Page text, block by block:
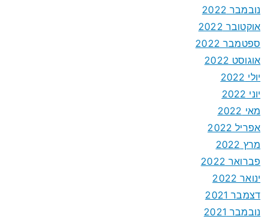
נובמבר 2022
אוקטובר 2022
ספטמבר 2022
אוגוסט 2022
יולי 2022
יוני 2022
מאי 2022
אפריל 2022
מרץ 2022
פברואר 2022
ינואר 2022
דצמבר 2021
נובמבר 2021